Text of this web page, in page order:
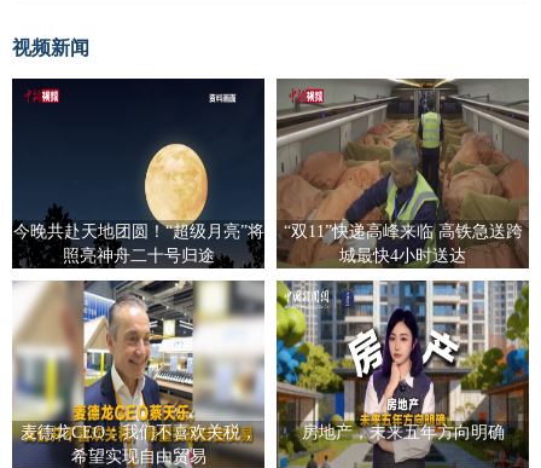
视频新闻
今晚共赴天地团圆！“超级月亮”将
照亮神舟二十号归途
“双11”快递高峰来临 高铁急送跨
城最快4小时送达
麦德龙CEO：我们不喜欢关税，
希望实现自由贸易
房地产，未来五年方向明确